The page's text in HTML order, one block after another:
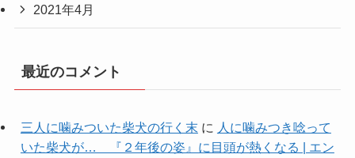
2021年4月
最近のコメント
三人に噛みついた柴犬の行く末 に 人に噛みつき唸って
いた柴犬が… 『２年後の姿』に目頭が熱くなる | エン